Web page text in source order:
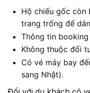
Hộ chiếu gốc còn
trang trống để
Thông tin
Không thuộc đối
Có vé máy bay
sang Nhật).